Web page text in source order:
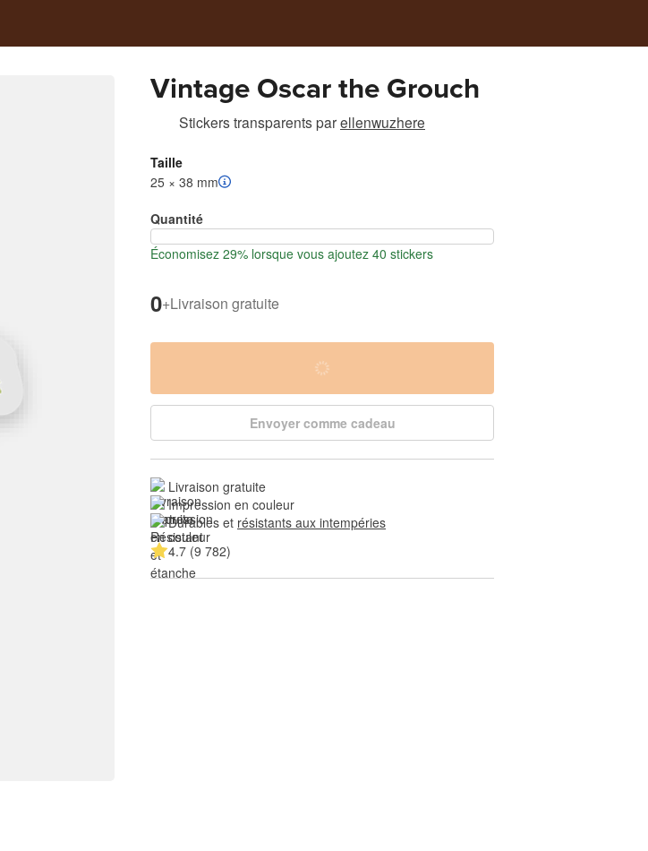
Vintage Oscar the Grouch
Stickers transparentsparellenwuzhere
Taille
25 × 38 mm
Quantité
Économisez 29% lorsque vous ajoutez 40 stickers
0+Livraison gratuite
Envoyer comme cadeau
Livraison gratuite
Impression en couleur
Durables et résistants aux intempéries
4.7 (9 782)